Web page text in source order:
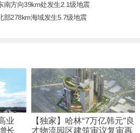
方向39km处发生2.1级地震
278km海域发生5.7级地震
业
长
【独家】哈林“7万亿韩元”良
才物流园区建筑审议复审再